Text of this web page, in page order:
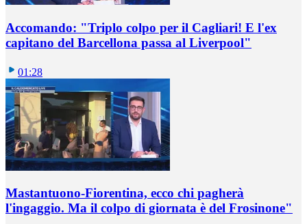
Accomando: "Triplo colpo per il Cagliari! E l'ex
capitano del Barcellona passa al Liverpool"
01:28
Mastantuono-Fiorentina, ecco chi pagherà
l'ingaggio. Ma il colpo di giornata è del Frosinone"